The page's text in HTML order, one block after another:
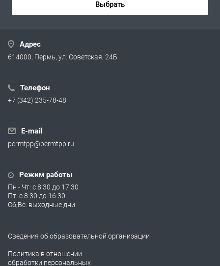
Выбрать
Адрес
614000, Пермь, ул. Советская, 24Б
Телефон
+7 (342) 235-78-48
E-mail
permtpp@permtpp.ru
Режим работы
Пн - Чт: с 8:30 до 17:30
Пт: с 8:30 до 16:30
Сб,Вс: выходные дни
Сведения об образовательной организации
Политика в отношении
обработки персональных